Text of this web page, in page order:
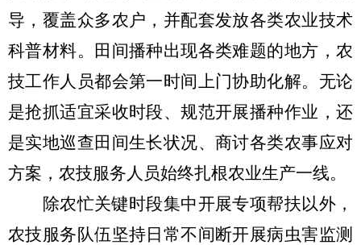
导，覆盖众多农户，并配套发放各类农业技术
科普材料。田间播种出现各类难题的地方，农
技工作人员都会第一时间上门协助化解。无论
是抢抓适宜采收时段、规范开展播种作业，还
是实地巡查田间生长状况、商讨各类农事应对
方案，农技服务人员始终扎根农业生产一线。
除农忙关键时段集中开展专项帮扶以外，
农技服务队伍坚持日常不间断开展病虫害监测